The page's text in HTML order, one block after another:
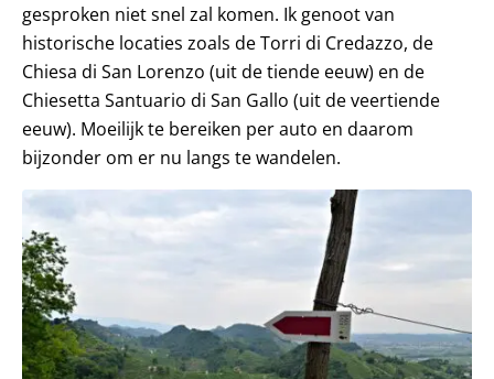
gesproken niet snel zal komen. Ik genoot van
historische locaties zoals de Torri di Credazzo, de
Chiesa di San Lorenzo (uit de tiende eeuw) en de
Chiesetta Santuario di San Gallo (uit de veertiende
eeuw). Moeilijk te bereiken per auto en daarom
bijzonder om er nu langs te wandelen.